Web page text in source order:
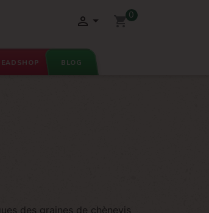
 shopping_cart0
BLOG
des graines de chènevis